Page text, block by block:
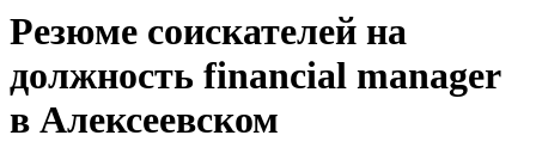
Резюме соискателей на
должность financial manager
в Алексеевском